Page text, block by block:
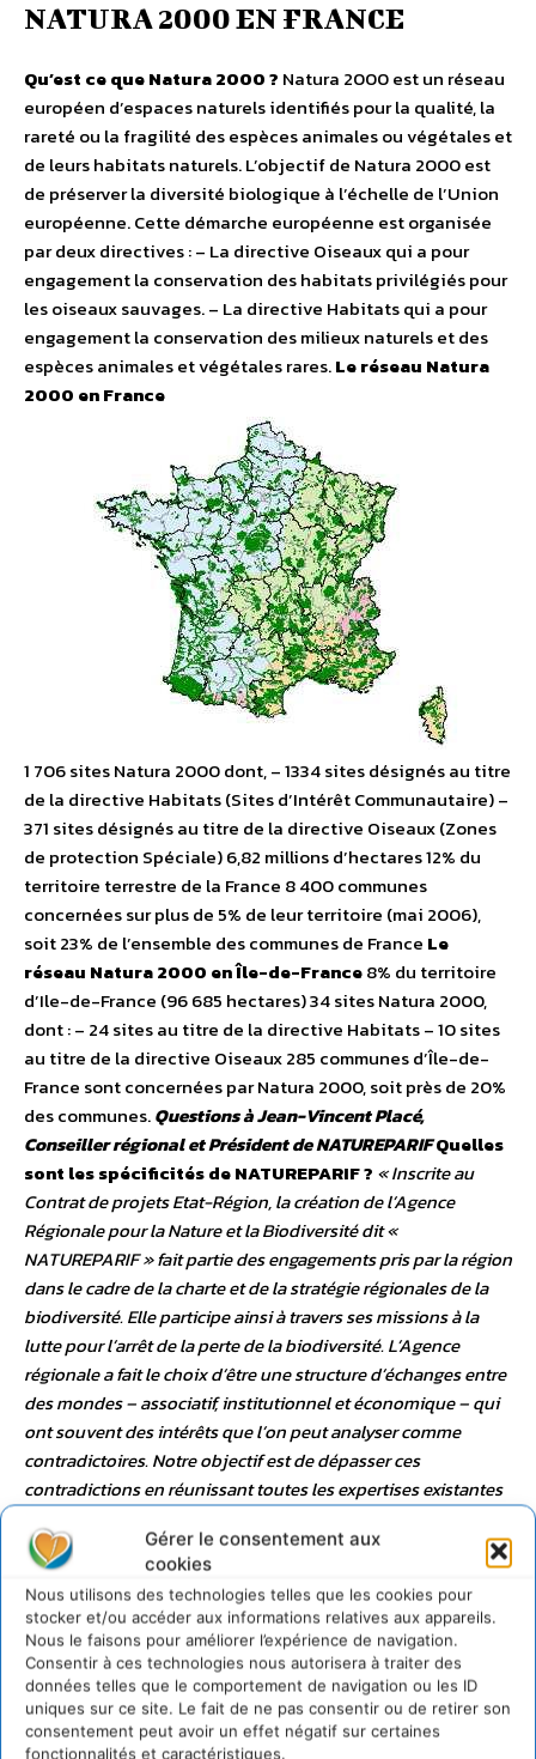
Gérer le consentement aux
cookies
Nous utilisons des technologies telles que les cookies pour
stocker et/ou accéder aux informations relatives aux appareils.
Nous le faisons pour améliorer l’expérience de navigation.
Consentir à ces technologies nous autorisera à traiter des
données telles que le comportement de navigation ou les ID
uniques sur ce site. Le fait de ne pas consentir ou de retirer son
consentement peut avoir un effet négatif sur certaines
fonctionnalités et caractéristiques.
NATURA 2000 EN FRANCE
Qu’est ce que Natura 2000 ? Natura 2000 est un réseau
européen d’espaces naturels identifiés pour la qualité, la
rareté ou la fragilité des espèces animales ou végétales et
de leurs habitats naturels. L’objectif de Natura 2000 est
de préserver la diversité biologique à l’échelle de l’Union
européenne. Cette démarche européenne est organisée
par deux directives : – La directive Oiseaux qui a pour
engagement la conservation des habitats privilégiés pour
les oiseaux sauvages. – La directive Habitats qui a pour
engagement la conservation des milieux naturels et des
espèces animales et végétales rares.Le réseau Natura
2000 en France
1 706 sites Natura 2000 dont, – 1334 sites désignés au titre
de la directive Habitats (Sites d’Intérêt Communautaire) –
371 sites désignés au titre de la directive Oiseaux (Zones
de protection Spéciale) 6,82 millions d’hectares 12% du
territoire terrestre de la France 8 400 communes
concernées sur plus de 5% de leur territoire (mai 2006),
soit 23% de l’ensemble des communes de France Le
réseau Natura 2000 en Île-de-France8% du territoire
d’Ile-de-France (96 685 hectares) 34 sites Natura 2000,
dont : – 24 sites au titre de la directive Habitats – 10 sites
au titre de la directive Oiseaux 285 communes d’Île-de-
France sont concernées par Natura 2000, soit près de 20%
des communes.Questions à Jean-Vincent Placé,
Conseiller régional et Président de NATUREPARIFQuelles
sont les spécificités de NATUREPARIF ? « Inscrite au
Contrat de projets Etat-Région, la création de l’Agence
Régionale pour la Nature et la Biodiversité dit «
NATUREPARIF » fait partie des engagements pris par la région
dans le cadre de la charte et de la stratégie régionales de la
biodiversité. Elle participe ainsi à travers ses missions à la
lutte pour l’arrêt de la perte de la biodiversité. L’Agence
régionale a fait le choix d’être une structure d’échanges entre
des mondes – associatif, institutionnel et économique – qui
ont souvent des intérêts que l’on peut analyser comme
contradictoires. Notre objectif est de dépasser ces
contradictions en réunissant toutes les expertises existantes
régionale. C’est cette diversité qui fait la spécificité de
l’Agence régionale et qui fera la richesse des travaux que
nous réaliserons et dont nous ferons bénéficier les franciliens
à travers de nombreuses actions d’information et de
sensibilisation. Enfin, j’ai le plaisir de présider une agence
régionale qui fait figure de pionnière en Europe. En effet, à
cette heure aucune autre région européenne ne s’est dotée
de ce type de structure. Peut-être ferons-nous école… »